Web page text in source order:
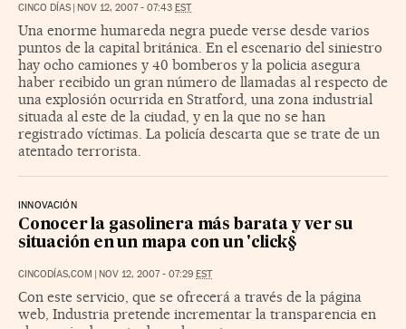
CINCO DÍAS | NOV 12, 2007 - 07:43 EST
Una enorme humareda negra puede verse desde varios
puntos de la capital británica. En el escenario del siniestro
hay ocho camiones y 40 bomberos y la policia asegura
haber recibido un gran número de llamadas al respecto de
una explosión ocurrida en Stratford, una zona industrial
situada al este de la ciudad, y en la que no se han
registrado víctimas. La policía descarta que se trate de un
atentado terrorista.
INNOVACIÓN
Conocer la gasolinera más barata y ver su
situación en un mapa con un 'click§
CINCODÍAS,COM | NOV 12, 2007 - 07:29 EST
Con este servicio, que se ofrecerá a través de la página
web, Industria pretende incrementar la transparencia en